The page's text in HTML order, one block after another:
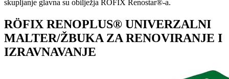
skupljanje glavna su obilježja RÖFIX Renostar®-a.
RÖFIX RENOPLUS® UNIVERZALNI
MALTER/ŽBUKA ZA RENOVIRANJE I
IZRAVNAVANJE